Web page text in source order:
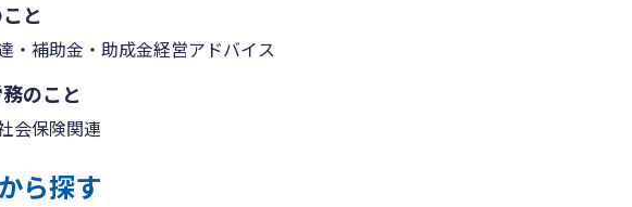
と
・補助金・助成金経営アドバイス
のこと
会保険関連
ら探す